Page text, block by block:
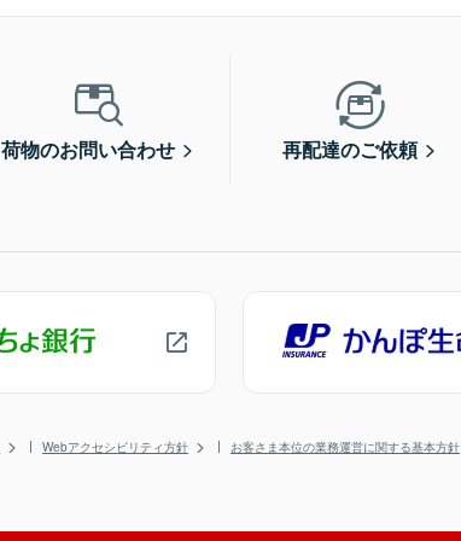
荷物のお問い合わせ 再配達のご依頼
Webアクセシビリティ方針 お客さま本位の業務運営に関する基本方針